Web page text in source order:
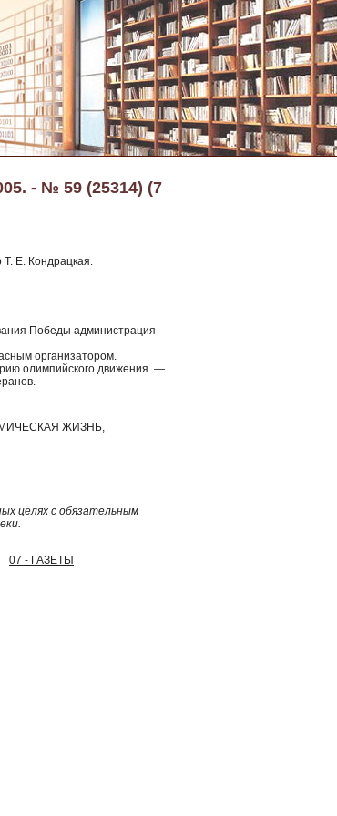
- № 59 (25314) (7
Е. Кондрацкая.
Победы администрация
организатором.
олимпийского движения. —
ЖИЗНЬ,
целях с обязательным
07 - ГАЗЕТЫ